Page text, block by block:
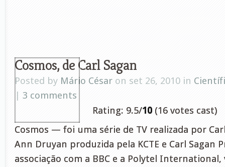
Cosmos, de Carl Sagan
Posted by Mário César on set 26, 2010 in
| 3 comments
Rating: 9.5/10 (16 votes cast)
Cosmos — foi uma série de TV realizada por
Ann Druyan produzida pela KCTE e Carl Sagan
associação com a BBC e a Polytel International,